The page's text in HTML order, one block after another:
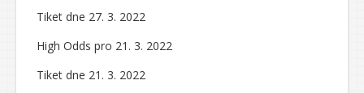
Tiket dne 27. 3. 2022
High Odds pro 21. 3. 2022
Tiket dne 21. 3. 2022